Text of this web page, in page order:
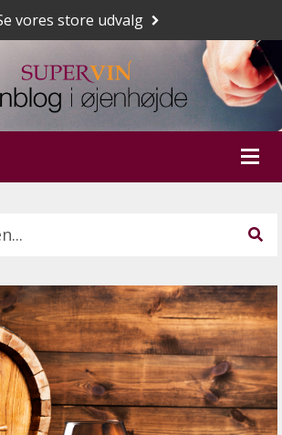
vores store udvalg
med en tilknyttet funktion for